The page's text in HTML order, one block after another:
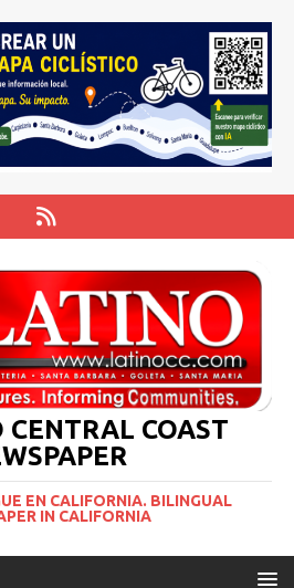
COAST
EN CALIFORNIA. BILINGUAL
IN CALIFORNIA